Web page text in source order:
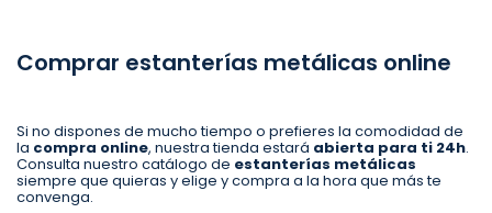
Comprar estanterías metálicas online
Si no dispones de mucho tiempo o prefieres la comodidad de
la compra online, nuestra tienda estará abierta para ti 24h.
Consulta nuestro catálogo de estanterías metálicas
siempre que quieras y elige y compra a la hora que más te
convenga.